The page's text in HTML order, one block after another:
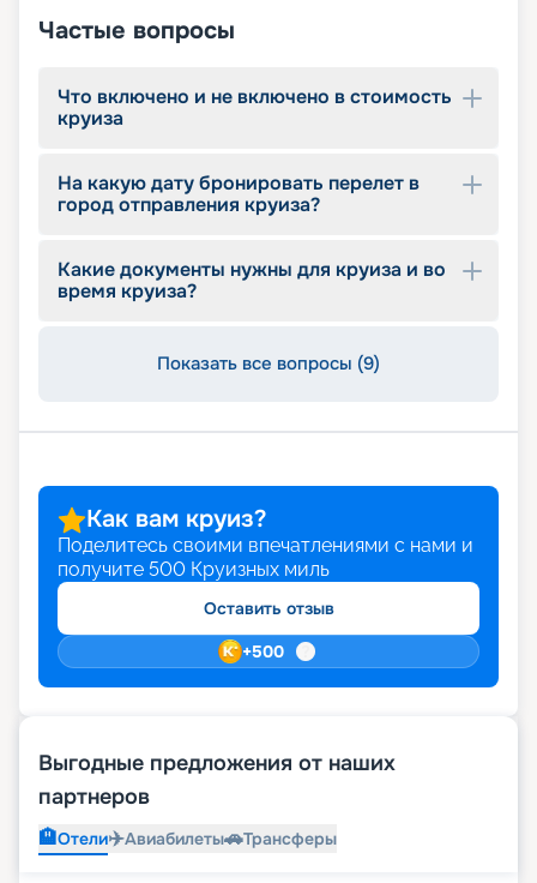
Частые вопросы
Что включено и не включено в стоимость
круиза
На какую дату бронировать перелет в
город отправления круиза?
Какие документы нужны для круиза и во
время круиза?
Показать все вопросы (9)
Как вам круиз?
Поделитесь своими впечатлениями с нами и
получите 500 Круизных миль
Оставить отзыв
+500
Выгодные предложения от наших
партнеров
🏨Отели✈️Авиабилеты🚗Трансферы